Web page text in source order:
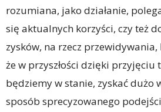
rozumiana, jako działanie,
się aktualnych korzyści, czy też
zysków, na rzecz
że w przyszłości dzięki przyjęciu
będziemy w stanie, zyskać dużo
sposób sprecyzowanego